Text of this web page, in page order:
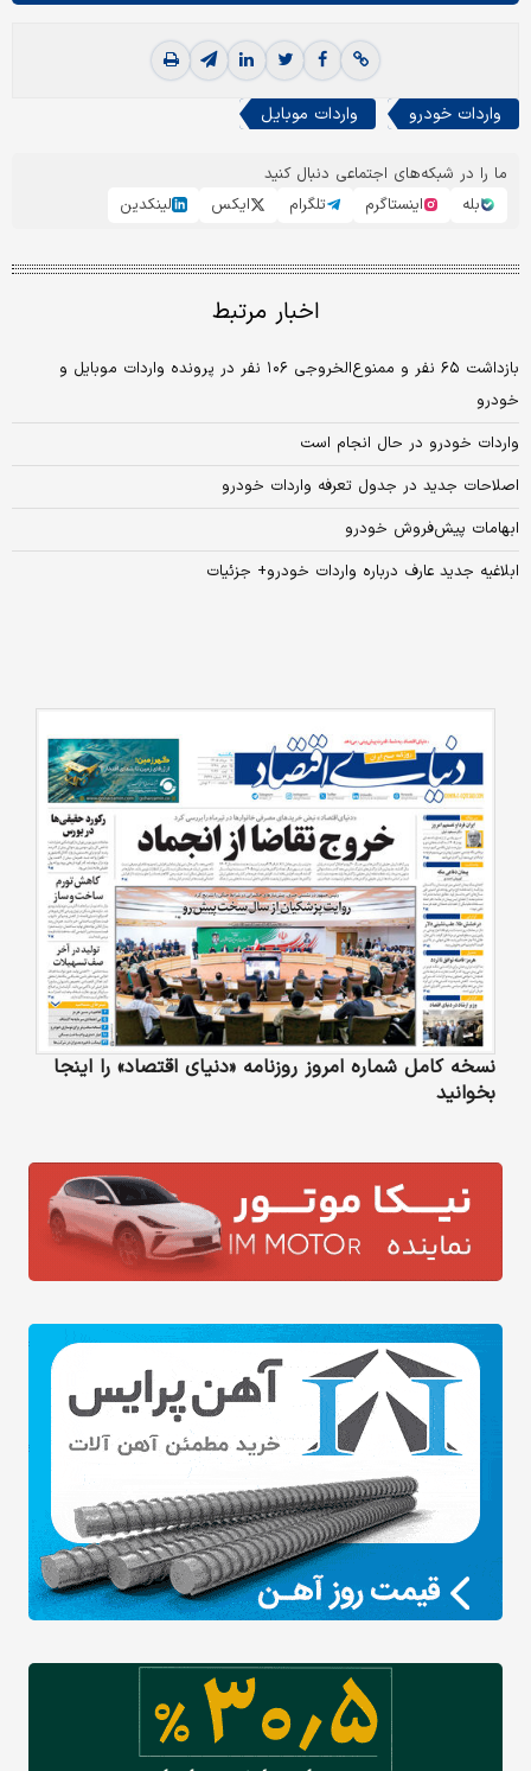
واردات خودرو واردات موبایل
ما را در شبکه‌های اجتماعی دنبال کنید
بله
اینستاگرم تلگرام ایکس لینکدین
اخبار مرتبط
بازداشت ۶۵ نفر و ممنوع‌الخروجی ۱۰۶ نفر در پرونده واردات موبایل و
خودرو
واردات خودرو در حال انجام است
اصلاحات جدید در جدول تعرفه واردات خودرو
ابهامات پیش‌فروش خودرو
ابلاغیه جدید عارف درباره واردات خودرو+ جزئیات
نسخه کامل شماره امروز روزنامه «دنیای‌ اقتصاد» را اینجا
بخوانید